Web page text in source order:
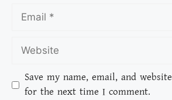
Save my name, email, and
for the next time I comment.